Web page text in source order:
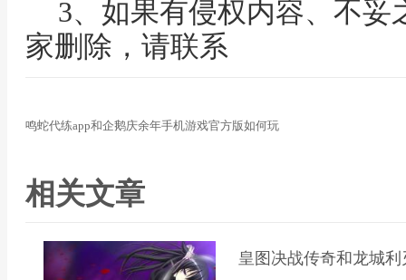
3、如果有侵权内容、不
家删除，请联系
鸣蛇代练app和企鹅庆余年手机游戏官方版如何玩
相关文章
皇图决战传奇和龙城